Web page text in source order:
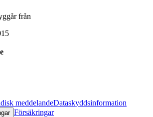
från
meddelandeDataskyddsinformation
Försäkringar